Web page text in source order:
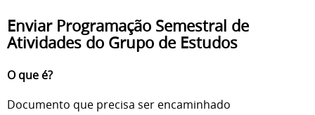
Enviar Programação Semestral de
Atividades do Grupo de Estudos
O que é?
Documento que precisa ser encaminhado